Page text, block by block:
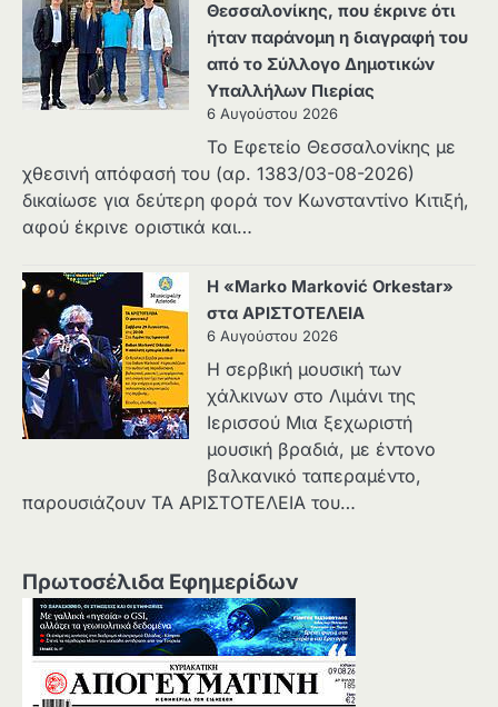
Θεσσαλονίκης, που έκρινε ότι
ήταν παράνομη η διαγραφή του
από το Σύλλογο Δημοτικών
Υπαλλήλων Πιερίας
6 Αυγούστου 2026
Το Εφετείο Θεσσαλονίκης με
χθεσινή απόφασή του (αρ. 1383/03-08-2026)
δικαίωσε για δεύτερη φορά τον Κωνσταντίνο Κιτιξή,
αφού έκρινε οριστικά και…
Η «Marko Marković Orkestar»
στα ΑΡΙΣΤΟΤΕΛΕΙΑ
6 Αυγούστου 2026
Η σερβική μουσική των
χάλκινων στο Λιμάνι της
Ιερισσού Μια ξεχωριστή
μουσική βραδιά, με έντονο
βαλκανικό ταπεραμέντο,
παρουσιάζουν ΤΑ ΑΡΙΣΤΟΤΕΛΕΙΑ του…
Πρωτοσέλιδα Εφημερίδων